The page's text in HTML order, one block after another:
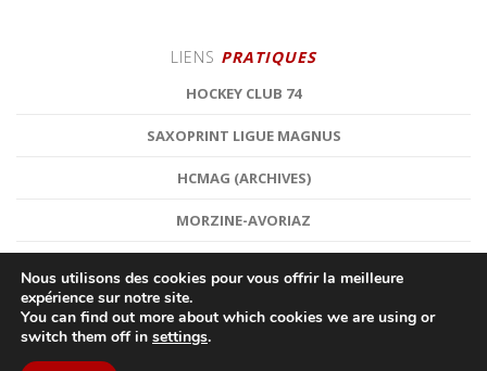
LIENS PRATIQUES
HOCKEY CLUB 74
SAXOPRINT LIGUE MAGNUS
HCMAG (ARCHIVES)
MORZINE-AVORIAZ
©HOCKEY CLUB MORZINE-AVORIAZ
Nous utilisons des cookies pour vous offrir la meilleure
expérience sur notre site.
You can find out more about which cookies we are using or
switch them off in settings.